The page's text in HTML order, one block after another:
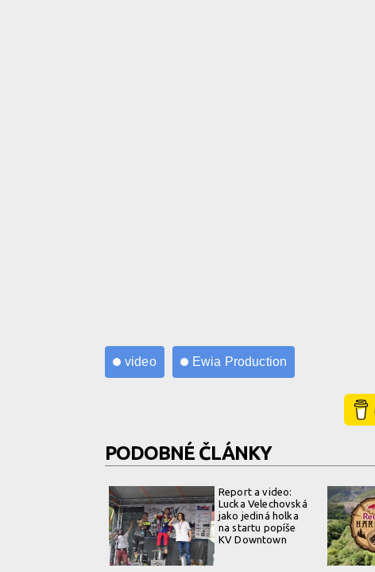
video Ewia Production
PODOBNÉ ČLÁNKY
Report a video:
Lucka Velechovská
jako jediná holka
na startu popíše
KV Downtown